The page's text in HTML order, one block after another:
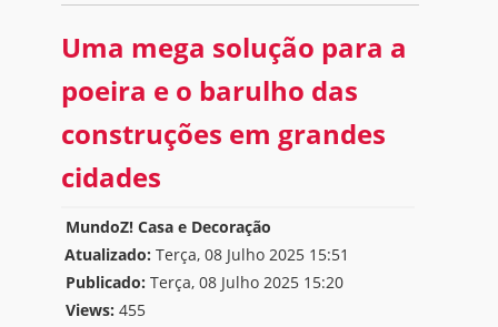
Uma mega solução para a
poeira e o barulho das
construções em grandes
cidades
MundoZ! Casa e Decoração
Atualizado: Terça, 08 Julho 2025 15:51
Publicado: Terça, 08 Julho 2025 15:20
Views: 455